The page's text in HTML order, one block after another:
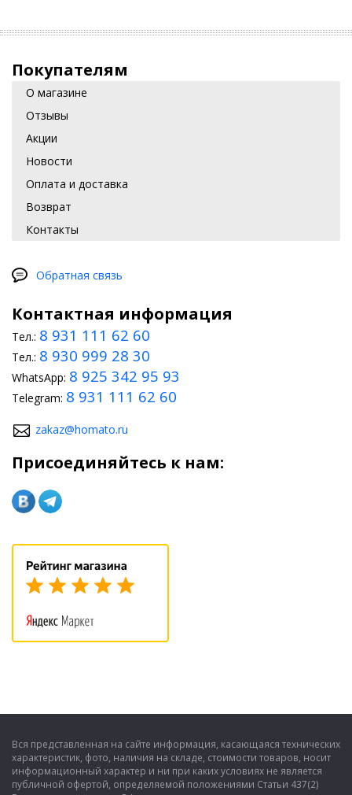
Покупателям
О магазине
Отзывы
Акции
Новости
Оплата и доставка
Возврат
Контакты
Обратная связь
Контактная информация
Тел.: 8 931 111 62 60
Тел.: 8 930 999 28 30
WhatsApp: 8 925 342 95 93
Telegram: 8 931 111 62 60
zakaz@homato.ru
Присоединяйтесь к нам:
Вся представленная на сайте информация, касающаяся технических
характеристик, фото, наличия на складе, стоимости товаров, носит
информационный характер и ни при каких условиях не является
публичной офертой, определяемой положениями Статьи 437(2)